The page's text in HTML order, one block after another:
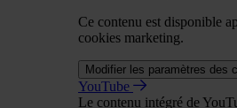
Ce contenu est disponible
cookies marketing.
Modifier les paramètres des
YouTube
Le contenu intégré de